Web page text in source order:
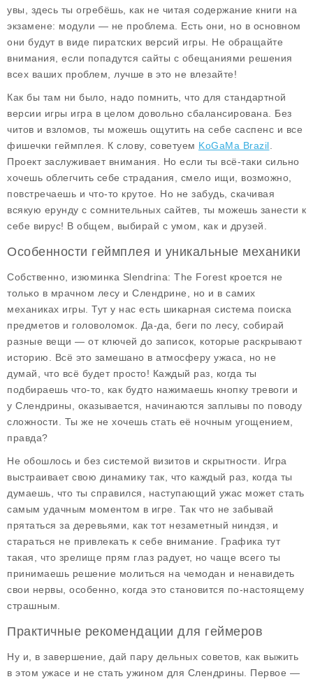
увы, здесь ты огребёшь, как не читая содержание книги на
экзамене: модули — не проблема. Есть они, но в основном
они будут в виде пиратских версий игры. Не обращайте
внимания, если попадутся сайты с обещаниями решения
всех ваших проблем, лучше в это не влезайте!
Как бы там ни было, надо помнить, что для стандартной
версии игры игра в целом довольно сбалансирована. Без
читов и взломов, ты можешь ощутить на себе саспенс и все
фишечки геймплея. К слову, советуем KoGaMa Brazil
Проект заслуживает внимания. Но если ты всё-таки сильно
хочешь облегчить себе страдания, смело ищи, возможно,
повстречаешь и что-то крутое. Но не забудь, скачивая
всякую ерунду с сомнительных сайтев, ты можешь занести к
себе вирус! В общем, выбирай с умом, как и друзей.
Особенности геймплея и уникальные механики
Собственно, изюминка Slendrina: The Forest кроется не
только в мрачном лесу и Слендрине, но и в самих
механиках игры. Тут у нас есть шикарная система поиска
предметов и головоломок. Да-да, беги по лесу, собирай
разные вещи — от ключей до записок, которые раскрывают
историю. Всё это замешано в атмосферу ужаса, но не
думай, что всё будет просто! Каждый раз, когда ты
подбираешь что-то, как будто нажимаешь кнопку тревоги и
у Слендрины, оказывается, начинаются заплывы по поводу
сложности. Ты же не хочешь стать её ночным угощением,
правда?
Не обошлось и без системой визитов и скрытности. Игра
выстраивает свою динамику так, что каждый раз, когда ты
думаешь, что ты справился, наступающий ужас может стать
самым удачным моментом в игре. Так что не забывай
прятаться за деревьями, как тот незаметный ниндзя, и
стараться не привлекать к себе внимание. Графика тут
такая, что зрелище прям глаз радует, но чаще всего ты
принимаешь решение молиться на чемодан и ненавидеть
свои нервы, особенно, когда это становится по-настоящему
страшным.
Практичные рекомендации для геймеров
Ну и, в завершение, дай пару дельных советов, как выжить
в этом ужасе и не стать ужином для Слендрины. Первое —